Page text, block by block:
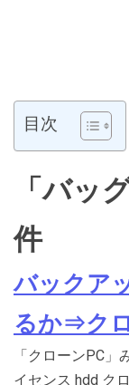
目次
「バッ
件
バックア
るか⇒ク
「クローンPC
イセンス hdd ク